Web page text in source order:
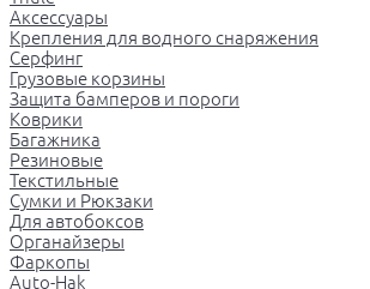
Аксессуары
Крепления для водного снаряжения
Серфинг
Грузовые корзины
Защита бамперов и пороги
Коврики
Багажника
Резиновые
Текстильные
Сумки и Рюкзаки
Для автобоксов
Органайзеры
Фаркопы
Auto-Hak